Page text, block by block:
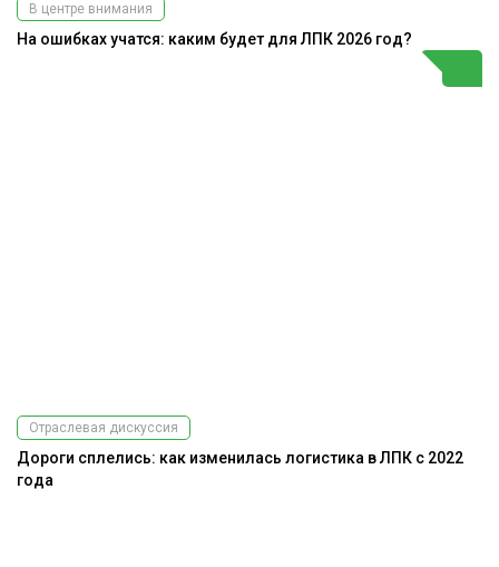
В центре внимания
На ошибках учатся: каким будет для ЛПК 2026 год?
Отраслевая дискуссия
Дороги сплелись: как изменилась логистика в ЛПК с 2022
года